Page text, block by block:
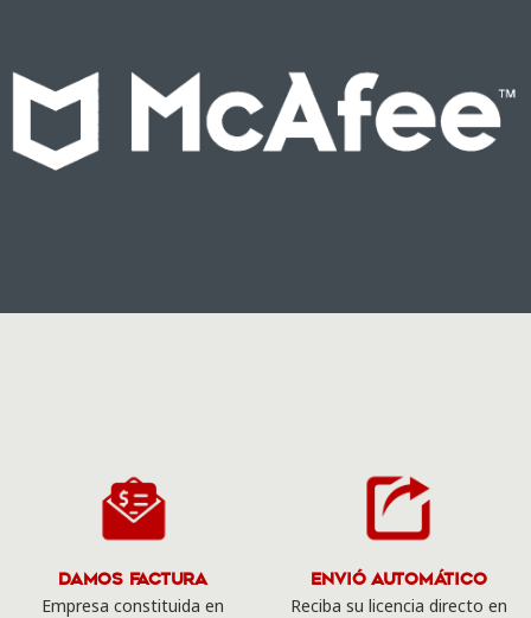
Damos Factura
Empresa constituida en
Envió Automático
Reciba su licencia directo en